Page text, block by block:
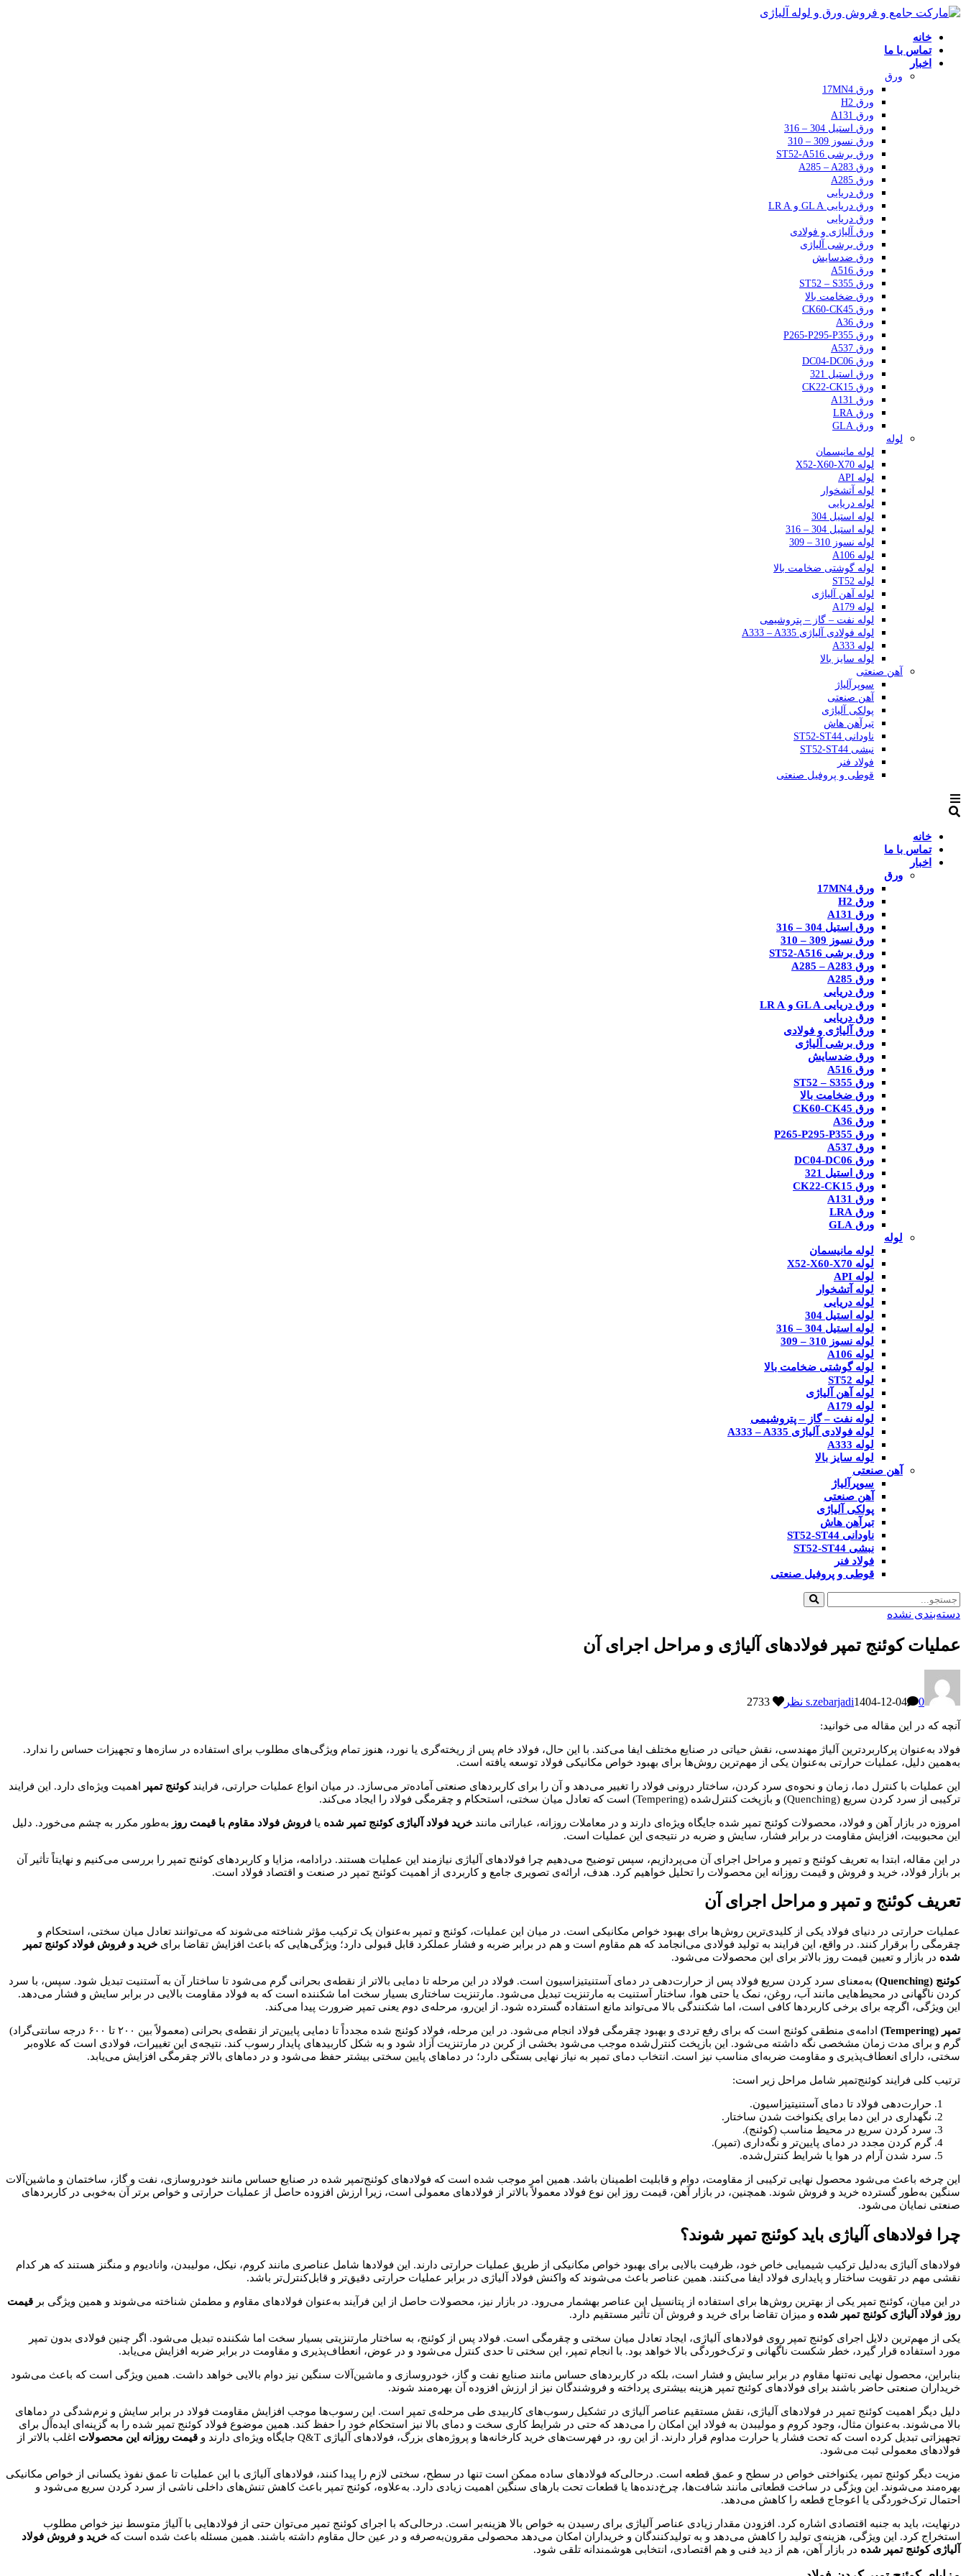
خانه
تماس با ما
اخبار
ورق
ورق 17MN4
ورق H2
ورق A131
ورق استیل 304 – 316
ورق نسوز 309 – 310
ورق برشی ST52-A516
ورق A285 – A283
ورق A285
ورق دریایی
ورق دریایی GL A و LR A
ورق دریایی
ورق آلیاژی و فولادی
ورق برشی آلیاژی
ورق ضدسایش
ورق A516
ورق ST52 – S355
ورق ضخامت بالا
ورق CK60-CK45
ورق A36
ورق P265-P295-P355
ورق A537
ورق DC04-DC06
ورق استیل 321
ورق CK22-CK15
ورق A131
ورق LRA
ورق GLA
لوله
لوله مانیسمان
لوله X52-X60-X70
لوله API
لوله آتشخوار
لوله دریایی
لوله استیل 304
لوله استیل 304 – 316
لوله نسوز 310 – 309
لوله A106
لوله گوشتی ضخامت بالا
لوله ST52
لوله آهن آلیاژی
لوله A179
لوله نفت – گاز – پتروشیمی
لوله فولادی آلیاژی A333 – A335
لوله A333
لوله سایز بالا
آهن صنعتی
سوپرآلیاژ
آهن صنعتی
پولکی آلیاژی
تیرآهن هاش
ناودانی ST52-ST44
نبشی ST52-ST44
فولاد فنر
قوطی و پروفیل صنعتی
خانه
تماس با ما
اخبار
ورق
ورق 17MN4
ورق H2
ورق A131
ورق استیل 304 – 316
ورق نسوز 309 – 310
ورق برشی ST52-A516
ورق A285 – A283
ورق A285
ورق دریایی
ورق دریایی GL A و LR A
ورق دریایی
ورق آلیاژی و فولادی
ورق برشی آلیاژی
ورق ضدسایش
ورق A516
ورق ST52 – S355
ورق ضخامت بالا
ورق CK60-CK45
ورق A36
ورق P265-P295-P355
ورق A537
ورق DC04-DC06
ورق استیل 321
ورق CK22-CK15
ورق A131
ورق LRA
ورق GLA
لوله
لوله مانیسمان
لوله X52-X60-X70
لوله API
لوله آتشخوار
لوله دریایی
لوله استیل 304
لوله استیل 304 – 316
لوله نسوز 310 – 309
لوله A106
لوله گوشتی ضخامت بالا
لوله ST52
لوله آهن آلیاژی
لوله A179
لوله نفت – گاز – پتروشیمی
لوله فولادی آلیاژی A333 – A335
لوله A333
لوله سایز بالا
آهن صنعتی
سوپرآلیاژ
آهن صنعتی
پولکی آلیاژی
تیرآهن هاش
ناودانی ST52-ST44
نبشی ST52-ST44
فولاد فنر
قوطی و پروفیل صنعتی
دسته‌بندی نشده
عملیات کوئنج تمپر فولادهای آلیاژی و مراحل اجرای آن
s.zebarjadi1404-12-04 0 نظر
آنچه که در این مقاله می خوانید:
فولاد به‌عنوان پرکاربردترین آلیاژ مهندسی، نقش حیاتی در صنایع مختلف ایفا می‌کند. با این حال، فولاد خام پس از ریخته‌گری یا نورد، هنوز تمام ویژگی‌های مطلوب برای استفاده در سازه‌ها و تجهیزات حساس را ندارد.
به‌همین دلیل، عملیات حرارتی به‌عنوان یکی از مهم‌ترین روش‌ها برای بهبود خواص مکانیکی فولاد توسعه یافته است.
این عملیات با کنترل دما، زمان و نحوه‌ی سرد کردن، ساختار درونی فولاد را تغییر می‌دهد و آن را برای کاربردهای صنعتی آماده‌تر می‌سازد. در میان انواع عملیات حرارتی، فرایندکوئنج تمپر
اهمیت ویژه‌ای دارد. این فرایند
ترکیبی از سرد کردن سریع (Quenching) و بازپخت کنترل‌شده (Tempering) است که تعادل میان سختی، استحکام و چقرمگی فولاد را ایجاد می‌کند.
امروزه در بازار آهن و فولاد، محصولات کوئنج تمپر شده جایگاه ویژه‌ای دارند و در معاملات روزانه، عباراتی مانند خرید فولاد آلیاژی کوئنج تمپر شده یا فروش فولاد مقاوم با قیمت روز به‌طور مکرر به چشم می‌خورد. دلیل
این محبوبیت، افزایش مقاومت در برابر فشار، سایش و ضربه در نتیجه‌ی این عملیات است.
در این مقاله، ابتدا به تعریف کوئنج و تمپر و مراحل اجرای آن می‌پردازیم، سپس توضیح می‌دهیم چرا فولادهای آلیاژی نیازمند این عملیات هستند. درادامه، مزایا و کاربردهای کوئنج تمپر را بررسی می‌کنیم و نهایتاً تأثیر آن
بر بازار فولاد، خرید و فروش و قیمت روزانه این محصولات را تحلیل خواهیم کرد. هدف، ارائه‌ی تصویری جامع و کاربردی از اهمیت کوئنج تمپر در صنعت و اقتصاد فولاد است.
تعریف کوئنج و تمپر و مراحل اجرای آن
عملیات حرارتی در دنیای فولاد یکی از کلیدی‌ترین روش‌ها برای بهبود خواص مکانیکی است. در میان این عملیات، کوئنج و تمپر به‌عنوان یک ترکیب مؤثر شناخته می‌شوند که می‌توانند تعادل میان سختی، استحکام و
چقرمگی را برقرار کنند. در واقع، این فرایند به تولید فولادی می‌انجامد که هم مقاوم است و هم در برابر ضربه و فشار عملکرد قابل قبولی دارد؛ ویژگی‌هایی که باعث افزایش تقاضا برای خرید و فروش فولاد کوئنج تمپر
شده در بازار و تعیین قیمت روز بالاتر برای این محصولات می‌شود.
کوئنج (Quenching)
به‌معنای سرد کردن سریع فولاد پس از حرارت‌دهی در دمای آستنیتیزاسیون است. فولاد در این مرحله تا دمایی بالاتر از نقطه‌ی بحرانی گرم می‌شود تا ساختار آن به آستنیت تبدیل شود. سپس، با سرد
کردن ناگهانی در محیط‌هایی مانند آب، روغن، نمک یا حتی هوا، ساختار آستنیت به مارتنزیت تبدیل می‌شود. مارتنزیت ساختاری بسیار سخت اما شکننده است که به فولاد مقاومت بالایی در برابر سایش و فشار می‌دهد.
این ویژگی، اگرچه برای برخی کاربردها کافی است، اما شکنندگی بالا می‌تواند مانع استفاده گسترده شود. از این‌رو، مرحله‌ی دوم یعنی تمپر ضرورت پیدا می‌کند.
تمپر (Tempering)
ادامه‌ی منطقی کوئنج است که برای رفع تردی و بهبود چقرمگی فولاد انجام می‌شود. در این مرحله، فولاد کوئنج شده مجدداً تا دمایی پایین‌تر از نقطه‌ی بحرانی (معمولاً بین ۲۰۰ تا ۶۰۰ درجه سانتی‌گراد)
گرم و برای مدت زمان مشخصی نگه داشته می‌شود. این بازپخت کنترل‌شده موجب می‌شود بخشی از کربن در مارتنزیت آزاد شود و به شکل کاربیدهای پایدار رسوب کند. نتیجه‌ی این تغییرات، فولادی است که علاوه‌بر
سختی، دارای انعطاف‌پذیری و مقاومت ضربه‌ای مناسب نیز است. انتخاب دمای تمپر به نیاز نهایی بستگی دارد؛ در دماهای پایین سختی بیشتر حفظ می‌شود و در دماهای بالاتر چقرمگی افزایش می‌یابد.
ترتیب کلی فرایند کوئنج‌تمپر شامل مراحل زیر است:
حرارت‌دهی فولاد تا دمای آستنیتیزاسیون.
نگهداری در این دما برای یکنواخت شدن ساختار.
سرد کردن سریع در محیط مناسب (کوئنج).
گرم کردن مجدد در دمای پایین‌تر و نگه‌داری (تمپر).
سرد شدن آرام در هوا یا شرایط کنترل‌شده.
این چرخه باعث می‌شود محصول نهایی ترکیبی از مقاومت، دوام و قابلیت اطمینان باشد. همین امر موجب شده است که فولادهای کوئنج‌تمپر شده در صنایع حساس مانند خودروسازی، نفت و گاز، ساختمان و ماشین‌آلات
سنگین به‌طور گسترده خرید و فروش شوند. همچنین، در بازار آهن، قیمت روز این نوع فولاد معمولاً بالاتر از فولادهای معمولی است، زیرا ارزش افزوده حاصل از عملیات حرارتی و خواص برتر آن به‌خوبی در کاربردهای
صنعتی نمایان می‌شود.
چرا فولادهای آلیاژی باید کوئنج تمپر شوند؟
فولادهای آلیاژی به‌دلیل ترکیب شیمیایی خاص خود، ظرفیت بالایی برای بهبود خواص مکانیکی از طریق عملیات حرارتی دارند. این فولادها شامل عناصری مانند کروم، نیکل، مولیبدن، وانادیوم و منگنز هستند که هر کدام
نقشی مهم در تقویت ساختار و پایداری فولاد ایفا می‌کنند. همین عناصر باعث می‌شوند که واکنش فولاد آلیاژی در برابر عملیات حرارتی دقیق‌تر و قابل‌کنترل‌تر باشد.
در این میان، کوئنج تمپر یکی از بهترین روش‌ها برای استفاده از پتانسیل این عناصر بهشمار می‌رود. در بازار نیز، محصولات حاصل از این فرآیند به‌عنوان فولادهای مقاوم و مطمئن شناخته می‌شوند و همین ویژگی بر قیمت
روز فولاد آلیاژی کوئنج تمپر شده و میزان تقاضا برای خرید و فروش آن تأثیر مستقیم دارد.
یکی از مهم‌ترین دلایل اجرای کوئنج تمپر روی فولادهای آلیاژی، ایجاد تعادل میان سختی و چقرمگی است. فولاد پس از کوئنج، به ساختار مارتنزیتی بسیار سخت اما شکننده تبدیل می‌شود. اگر چنین فولادی بدون تمپر
مورد استفاده قرار گیرد، خطر شکست ناگهانی و ترک‌خوردگی بالا خواهد بود. با انجام تمپر، این سختی تا حدی کنترل می‌شود و در عوض، انعطاف‌پذیری و مقاومت در برابر ضربه افزایش می‌یابد.
بنابراین، محصول نهایی نه‌تنها مقاوم در برابر سایش و فشار است، بلکه در کاربردهای حساس مانند صنایع نفت و گاز، خودروسازی و ماشین‌آلات سنگین نیز دوام بالایی خواهد داشت. همین ویژگی است که باعث می‌شود
خریداران صنعتی حاضر باشند برای فولادهای کوئنج تمپر هزینه بیشتری پرداخته و فروشندگان نیز از ارزش افزوده آن بهره‌مند شوند.
دلیل دیگر اهمیت کوئنج تمپر در فولادهای آلیاژی، نقش مستقیم عناصر آلیاژی در تشکیل رسوب‌های کاربیدی طی مرحله‌ی تمپر است. این رسوب‌ها موجب افزایش مقاومت فولاد در برابر سایش و نرم‌شدگی در دماهای
بالا می‌شوند. به‌عنوان مثال، وجود کروم و مولیبدن به فولاد این امکان را می‌دهد که حتی در شرایط کاری سخت و دمای بالا نیز استحکام خود را حفظ کند. همین موضوع فولاد کوئنج تمپر شده را به گزینه‌ای ایده‌آل برای
تجهیزاتی تبدیل کرده است که تحت فشار یا حرارت مداوم قرار دارند. از این رو، در فهرست‌های خرید کارخانه‌ها و پروژه‌های بزرگ، فولادهای آلیاژی Q&T جایگاه ویژه‌ای دارند و
قیمت روزانه این محصولات اغلب بالاتر از
فولادهای معمولی ثبت می‌شود.
مزیت دیگر کوئنج تمپر، یکنواختی خواص در سطح و عمق قطعه است. درحالی‌که فولادهای ساده ممکن است تنها در سطح، سختی لازم را پیدا کنند، فولادهای آلیاژی با این عملیات تا عمق نفوذ یکسانی از خواص مکانیکی
بهره‌مند می‌شوند. این ویژگی در ساخت قطعاتی مانند شافت‌ها، چرخ‌دنده‌ها یا قطعات تحت بارهای سنگین اهمیت زیادی دارد. به‌علاوه، کوئنج تمپر باعث کاهش تنش‌های داخلی ناشی از سرد کردن سریع می‌شود و
احتمال ترک‌خوردگی یا اعوجاج قطعه را کاهش می‌دهد.
درنهایت، باید به جنبه اقتصادی اشاره کرد. افزودن مقدار زیادی عناصر آلیاژی برای رسیدن به خواص بالا هزینه‌بر است. درحالی‌که با اجرای کوئنج تمپر می‌توان حتی از فولادهایی با آلیاژ متوسط نیز خواص مطلوب
استخراج کرد. این ویژگی، هزینه‌ی تولید را کاهش می‌دهد و به تولیدکنندگان و خریداران امکان می‌دهد محصولی مقرون‌به‌صرفه و در عین حال مقاوم داشته باشند. همین مسئله باعث شده است که خرید و فروش فولاد
آلیاژی کوئنج تمپر شده در بازار آهن، هم از دید فنی و هم اقتصادی، انتخابی هوشمندانه تلقی شود.